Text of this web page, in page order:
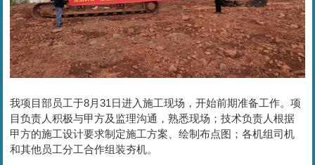
我项目部员工于8月31日进入施工现场，开始前期准备工作。项
目负责人积极与甲方及监理沟通，熟悉现场；技术负责人根据
甲方的施工设计要求制定施工方案、绘制布点图；各机组司机
和其他员工分工合作组装夯机。